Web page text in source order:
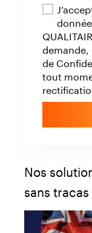
de
tout
Nos
sans tracas